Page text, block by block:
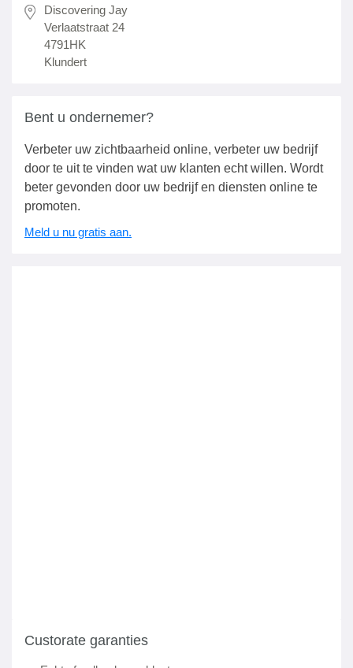
Discovering Jay
Verlaatstraat 24
4791HK
Klundert
Bent u ondernemer?
Verbeter uw zichtbaarheid online, verbeter uw bedrijf
door te uit te vinden wat uw klanten echt willen. Wordt
beter gevonden door uw bedrijf en diensten online te
promoten.
Meld u nu gratis aan.
Custorate garanties